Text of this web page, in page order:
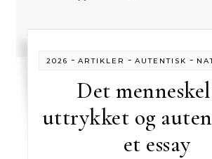
2026 -ARTIKLER -AUTENTISK -
Det
uttrykket og
et essay